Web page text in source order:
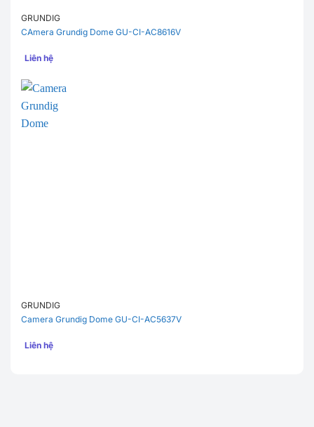
GRUNDIG
CAmera Grundig Dome GU-CI-AC8616V
Liên hệ
GRUNDIG
Camera Grundig Dome GU-CI-AC5637V
Liên hệ